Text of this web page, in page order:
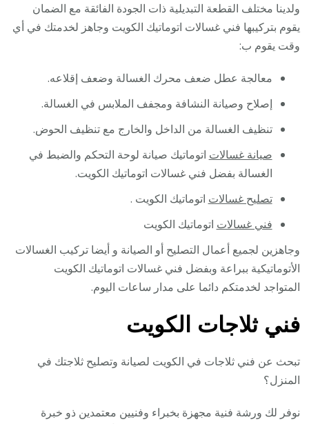
ولدينا مختلف القطعة التبديلية ذات الجودة الفائقة مع الضمان
يقوم بتركيبها فني غسالات اتوماتيك الكويت وجاهز لخدمتك في أي
وقت يقوم ب:
معالجة عطل ضعف محرك الغسالة وضعف إقلاعه.
إصلاح وصيانة النشافة ومجفف الملابس في الغسالة.
تنظيف الغسالة من الداخل والخارج مع تنظيف الحوض.
صيانة غسالات اتوماتيك صيانة لوحة التحكم والضبط في
الغسالة بفضل فني غسالات اتوماتيك الكويت.
تصليح غسالات اتوماتيك الكويت .
فني غسالات اتوماتيك الكويت
وجاهزين لجميع أعمال التصليح أو الصيانة و أيضا تركيب الغسالات
الأتوماتيكية ببراعة وبفضل فني غسالات اتوماتيك الكويت
المتواجد لخدمتكم دائما على مدار ساعات اليوم.
فني ثلاجات الكويت
تبحث عن فني ثلاجات في الكويت لصيانة وتصليح ثلاجتك في
المنزل؟
نوفر لك ورشة فنية مجهزة بخبراء وفنيين معتمدين ذو خبرة